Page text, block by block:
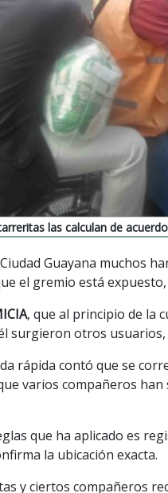
las calculan de
Guayana muchos
el gremio está
, que al principio de la
surgieron otros
rápida contó que se
varios compañeros
que ha aplicado es
la ubicación exacta.
y ciertos compañeros